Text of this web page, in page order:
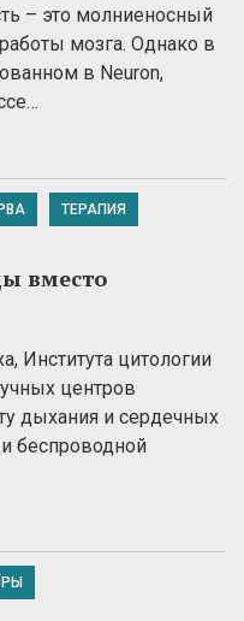
– это молниеносный
мозга. Однако в
в Neuron,
ТЕРАПИЯ
вместо
Института цитологии
центров
дыхания и сердечных
беспроводной